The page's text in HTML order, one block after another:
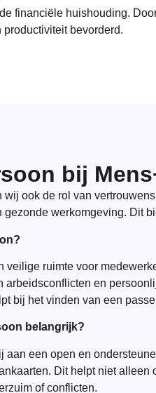
financiële huishouding.
bevorderd.
bij
wij ook de rol van
werkomgeving. Dit
veilige ruimte voor
arbeidsconflicten en
bij het vinden van een
belangrijk?
aan een open en
Dit helpt niet
of conflicten.